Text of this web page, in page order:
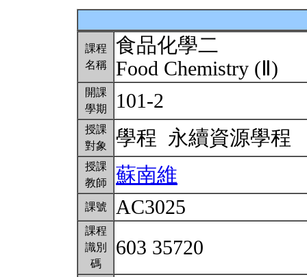
課程
名稱
食品化學二
Food Chemistry (Ⅱ)
開課
學期
101-2
授課
對象
學程 永續資源學程
授課
教師
蘇南維
課號 AC3025
課程
識別
碼
603 35720